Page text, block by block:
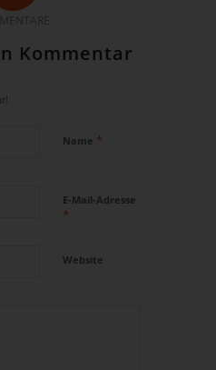
Kommentar
Name *
E-Mail-Adresse
*
Website